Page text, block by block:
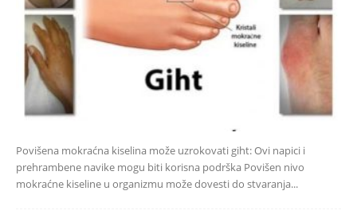
Povišena mokraćna kiselina može uzrokovati giht: Ovi napici i
prehrambene navike mogu biti korisna podrška Povišen nivo
mokraćne kiseline u organizmu može dovesti do stvaranja...